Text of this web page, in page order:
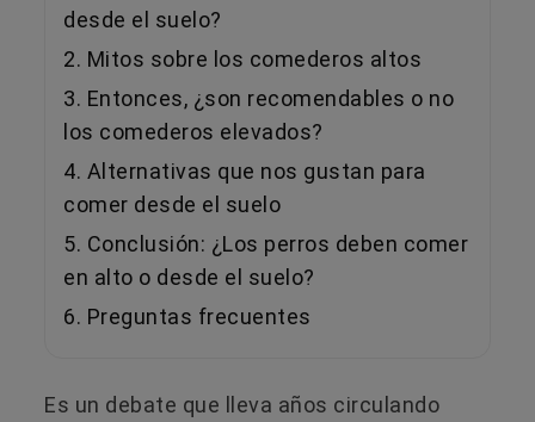
desde el suelo?
2. Mitos sobre los comederos altos
3. Entonces, ¿son recomendables o no
los comederos elevados?
4. Alternativas que nos gustan para
comer desde el suelo
5. Conclusión: ¿Los perros deben comer
en alto o desde el suelo?
6. Preguntas frecuentes
Es un debate que lleva años circulando